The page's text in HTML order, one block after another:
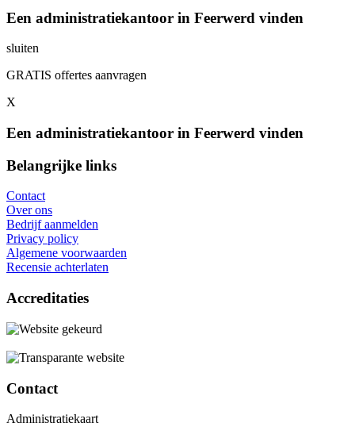
Een administratiekantoor in Feerwerd vinden
sluiten
GRATIS offertes aanvragen
X
Een administratiekantoor in Feerwerd vinden
Belangrijke links
Contact
Over ons
Bedrijf aanmelden
Privacy policy
Algemene voorwaarden
Recensie achterlaten
Accreditaties
Contact
Administratiekaart